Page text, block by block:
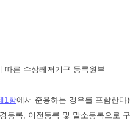
따른 수상레저기구 등록원부
1항에서 준용하는 경우를 포함한
등록, 이전등록 및 말소등록으로